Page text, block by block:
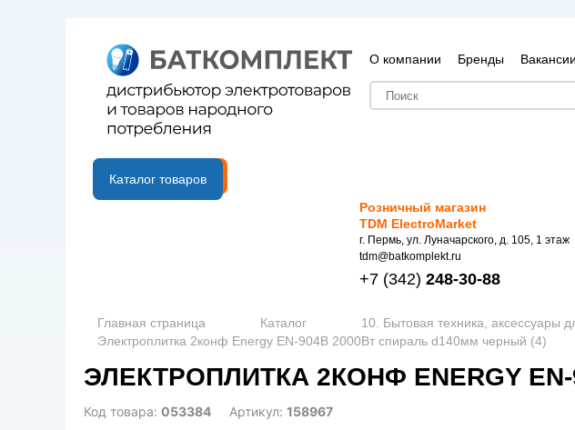
О компании Бренды Вакансии
B2B портал
Каталог товаров
Розничный магазин
TDM ElectroMarket
г. Пермь, ул. Луначарского, д. 105, 1 этаж
tdm@batkomplekt.ru
+7 (342) 248-30-88
Главная страница Каталог
10. Бытовая техника, аксессуары
Электроплитка 2конф Energy EN-904B 2000Вт спираль d140мм черный (4)
ЭЛЕКТРОПЛИТКА 2КОНФ ENERGY
Код товара: 053384 Артикул: 158967